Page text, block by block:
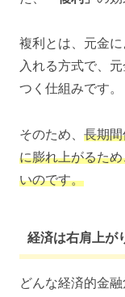
複利とは、元金
入れる方式で、
つく仕組みです。
そのため、 長期
に膨れ上がるた
いのです。
経済は右肩上が
どんな経済的金